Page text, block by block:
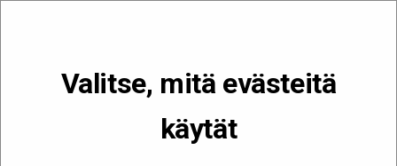
Valitse, mitä evästeitä
käytät
Kehitän ja kehityn #töissäSuomelle
Kuopion vankilan ja
yhdyskuntaseuraamustoimiston työhyvinvoinnin kehittämishanke